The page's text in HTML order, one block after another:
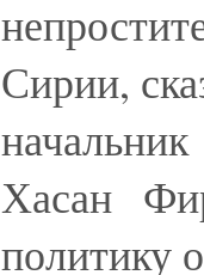
Сирии,
Хасан
политику